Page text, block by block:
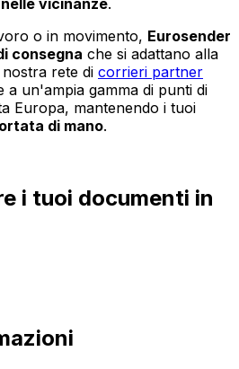
vicinanze.
o in movimento, Eurosender
consegna che si adattano alla
rete di corrieri partner
a un'ampia gamma di punti di
Europa, mantenendo i tuoi
di mano.
i tuoi documenti in